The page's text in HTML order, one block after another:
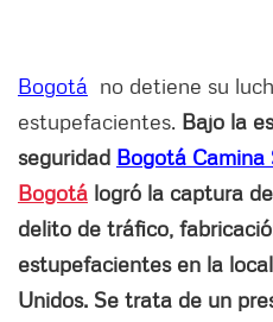
Bogotá no detiene su
estupefacientes. Bajo la
seguridad Bogotá Camina
Bogotá logró la captura
delito de tráfico,
estupefacientes en la
Unidos. Se trata de un